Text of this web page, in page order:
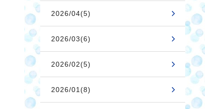
2026/04(5)
2026/03(6)
2026/02(5)
2026/01(8)